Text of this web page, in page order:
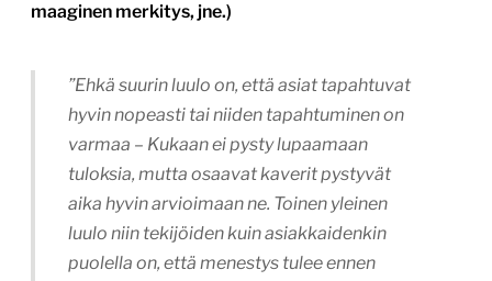
maaginen merkitys, jne.)
”Ehkä suurin luulo on, että asiat tapahtuvat
hyvin nopeasti tai niiden tapahtuminen on
varmaa – Kukaan ei pysty lupaamaan
tuloksia, mutta osaavat kaverit pystyvät
aika hyvin arvioimaan ne. Toinen yleinen
luulo niin tekijöiden kuin asiakkaidenkin
puolella on, että menestys tulee ennen